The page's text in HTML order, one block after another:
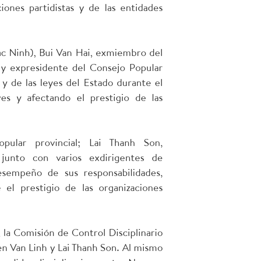
partidistas y de las entidades
Ninh), Bui Van Hai, exmiembro del
expresidente del Consejo Popular
de las leyes del Estado durante el
y afectando el prestigio de las
provincial; Lai Thanh Son,
con varios exdirigentes de
de sus responsabilidades,
el prestigio de las organizaciones
la Comisión de Control Disciplinario
Van Linh y Lai Thanh Son. Al mismo